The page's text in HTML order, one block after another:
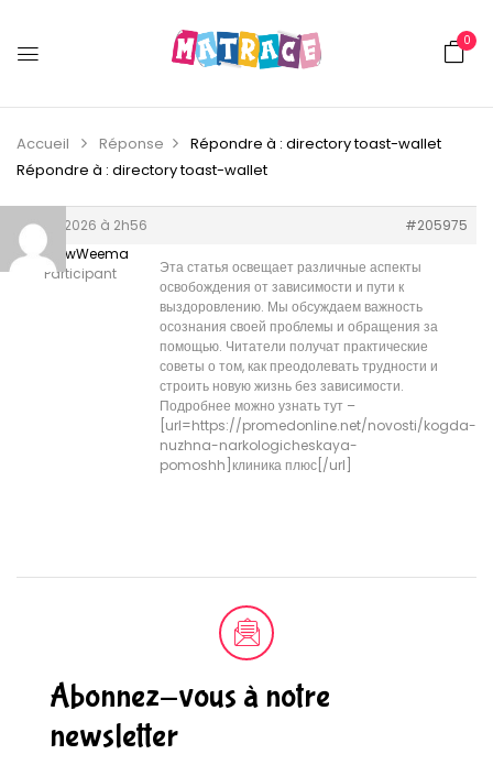
0
Accueil Réponse
Répondre à : directory toast-wallet
Répondre à : directory toast-wallet
3 juin 2026 à 2h56
#205975
MatthewWeema
Participant
Эта статья освещает различные аспекты
освобождения от зависимости и пути к
выздоровлению. Мы обсуждаем важность
осознания своей проблемы и обращения за
помощью. Читатели получат практические
советы о том, как преодолевать трудности и
строить новую жизнь без зависимости.
Подробнее можно узнать тут –
[url=https://promedonline.net/novosti/kogda-
nuzhna-narkologicheskaya-
pomoshh]клиника плюс[/url]
Abonnez-vous à notre
newsletter